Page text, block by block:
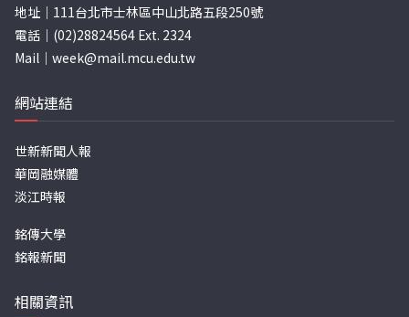
地址｜111台北市士林區中山北路五段250號
電話｜(02)28824564 Ext. 2324
Mail｜ week@mail.mcu.edu.tw
網站連結
世新新聞人報
華岡融媒體
淡江時報
銘傳大學
銘報新聞
相關資訊